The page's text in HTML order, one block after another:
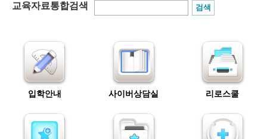
교육자료통합검색
입학안내 사이버상담실 리로스쿨